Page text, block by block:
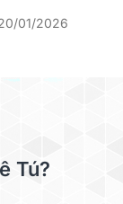
01/2026
Tú?